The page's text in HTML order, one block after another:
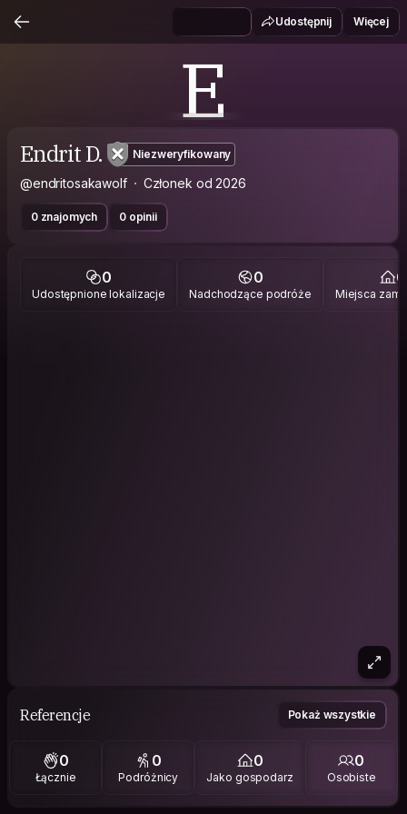
Udostępnij Więcej
E
Endrit D. Niezweryfikowany
@endritosakawolf Członek od 2026
0 znajomych 0 opinii
0
Udostępnione lokalizacje
0
Nadchodzące podróże
0
Miejsca
Referencje Pokaż wszystkie
0
Łącznie
0
Podróżnicy
0
Jako gospodarz
0
Osobiste